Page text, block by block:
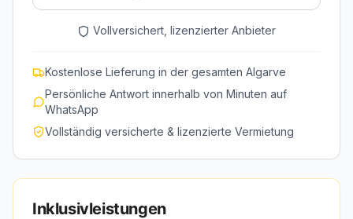
Vollversichert, lizenzierter Anbieter
Kostenlose Lieferung in der gesamten Algarve
Persönliche Antwort innerhalb von Minuten auf
WhatsApp
Vollständig versicherte & lizenzierte Vermietung
Inklusivleistungen